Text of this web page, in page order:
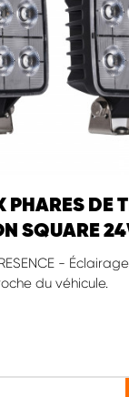
PHARES DE
SQUARE
-
du véhicule.